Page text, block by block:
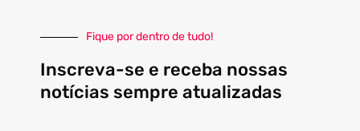
Fique por dentro de tudo!
Inscreva-se e receba nossas
notícias sempre atualizadas